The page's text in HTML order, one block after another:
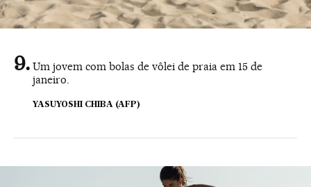
Um jovem com bolas de vôlei de praia em 15 de
janeiro.
YASUYOSHI CHIBA (AFP)